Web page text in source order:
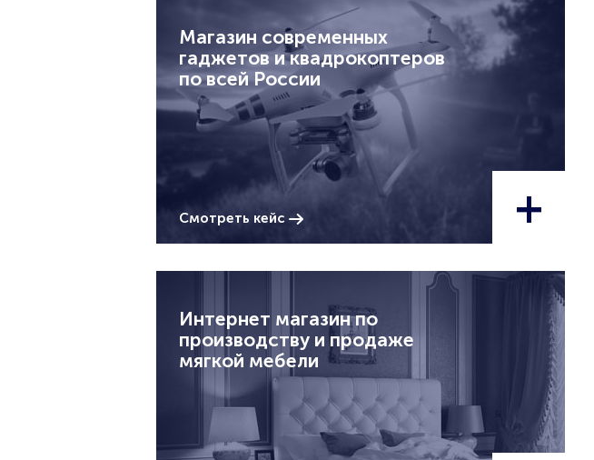
Магазин современных
гаджетов и квадрокоптеров
по всей России
Смотреть кейс +
Интернет магазин по
производству и продаже
мягкой мебели